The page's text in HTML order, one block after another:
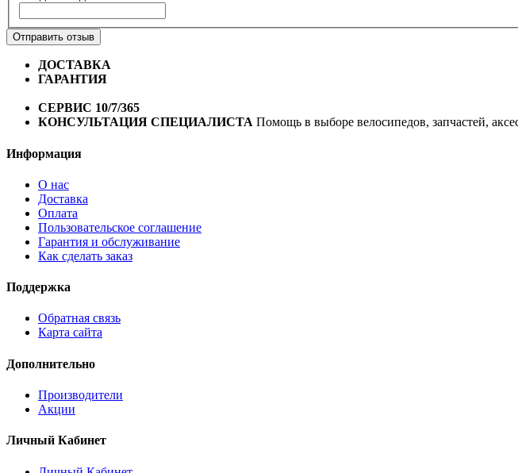
Отправить отзыв
ДОСТАВКА
ГАРАНТИЯ
СЕРВИС 10/7/365
КОНСУЛЬТАЦИЯ СПЕЦИАЛИСТА Помощь в выборе велосипедов, запчастей,
Информация
О нас
Доставка
Оплата
Пользовательское соглашение
Гарантия и обслуживание
Как сделать заказ
Поддержка
Обратная связь
Карта сайта
Дополнительно
Производители
Акции
Личный Кабинет